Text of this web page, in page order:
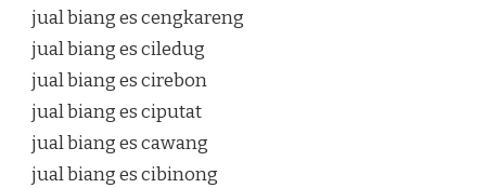
jual biang es cengkareng
jual biang es ciledug
jual biang es cirebon
jual biang es ciputat
jual biang es cawang
jual biang es cibinong